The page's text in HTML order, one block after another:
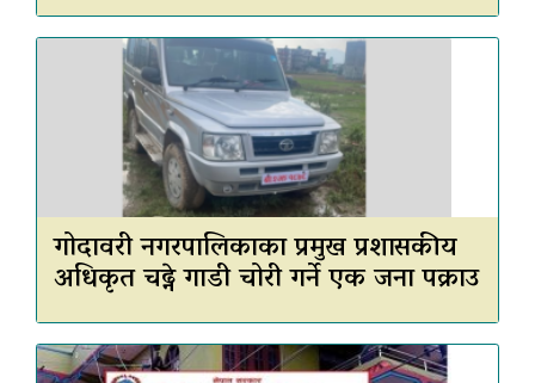
गोदावरी नगरपालिकाका प्रमुख प्रशासकीय
अधिकृत चढ्ने गाडी चोरी गर्ने एक जना पक्राउ